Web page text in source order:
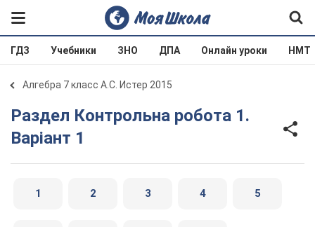
ГДЗ Учебники ЗНО ДПА Онлайн уроки НМТ
Алгебра 7 класс А.С. Истер 2015
Раздел Контрольна робота 1.
Варіант 1
1 2 3 4 5